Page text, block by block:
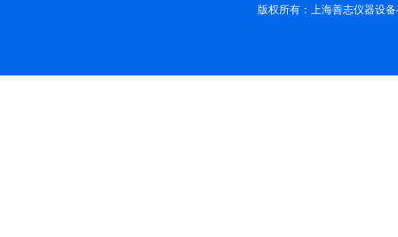
版权所有：上海善志仪器设